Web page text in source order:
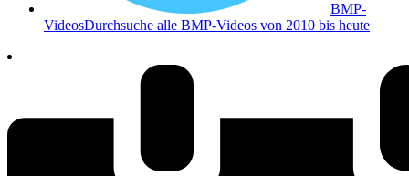
BMP-
VideosDurchsuche alle BMP-Videos von 2010 bis heute